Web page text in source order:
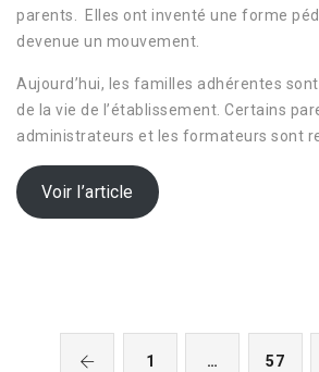
parents.
Elles ont inventé une forme
devenue un mouvement.
Aujourd’hui, les familles adhérentes
de la vie de l’établissement. Certains
administrateurs et les formateurs sont
Voir l’article
1 … 57